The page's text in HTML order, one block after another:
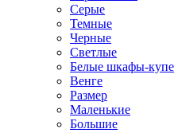
Серые
Темные
Черные
Светлые
Белые шкафы-купе
Венге
Размер
Маленькие
Большие